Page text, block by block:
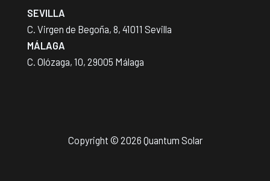
SEVILLA
C. Virgen de Begoña, 8, 41011 Sevilla
MÁLAGA
C. Olózaga, 10, 29005 Málaga
Copyright © 2026 Quantum Solar